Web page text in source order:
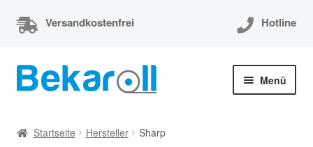
Versandkostenfrei Hotline
Zur
Navigation
Zum
Inhalt
Menü
Startseite Hersteller Sharp